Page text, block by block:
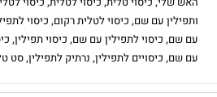
ותפילין עם שם, כיסוי לטלית רקום, כיסוי
עם שם, כיסוי לתפילין עם שם, כיסוי תפילין,
עם שם, כיסויים לתפילין, נרתיק לתפילין,סט